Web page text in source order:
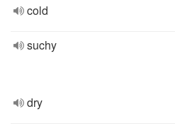
cold
suchy
dry